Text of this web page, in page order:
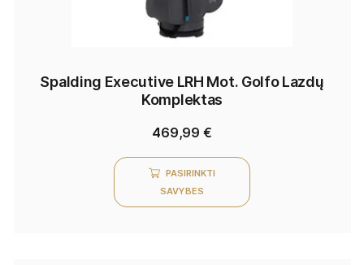
Spalding Executive LRH Mot. Golfo Lazdų
Komplektas
469,99 €
PASIRINKTI
SAVYBES